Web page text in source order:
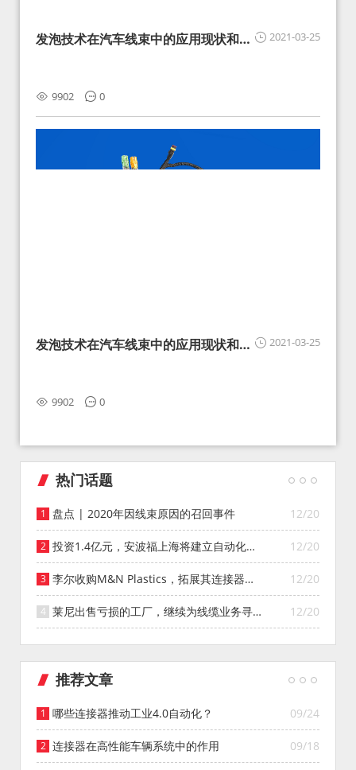
2021-03-25
发泡技术在汽车线束中的应用现状和展
9902 0
2021-03-25
发泡技术在汽车线束中的应用现状和展
9902 0
热门话题
12/20
盘点 | 2020年因线束原因的召回事件
12/20
投资1.4亿元，安波福上海将建立自动化智
能仓库
12/20
李尔收购M&N Plastics，拓展其连接器系
统业务
12/20
莱尼出售亏损的工厂，继续为线缆业务寻找
投资者
推荐文章
09/24
哪些连接器推动工业4.0自动化？
09/18
连接器在高性能车辆系统中的作用